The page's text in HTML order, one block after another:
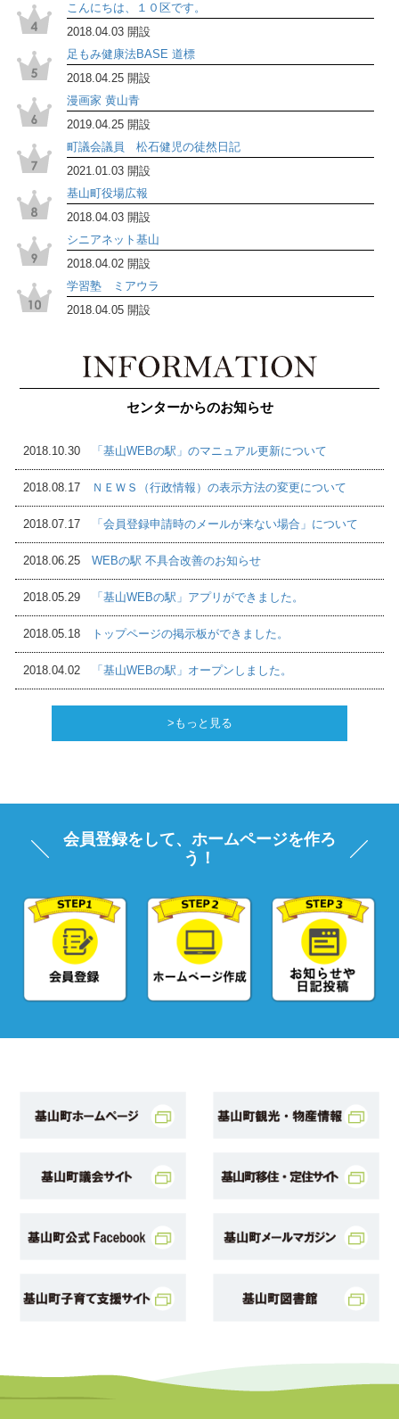
こんにちは、１０区です。
2018.04.03 開設
足もみ健康法BASE 道標
2018.04.25 開設
漫画家 黄山青
2019.04.25 開設
町議会議員 松石健児の徒然日記
2021.01.03 開設
基山町役場広報
2018.04.03 開設
シニアネット基山
2018.04.02 開設
学習塾 ミアウラ
2018.04.05 開設
センターからのお知らせ
2018.10.30 「基山WEBの駅」のマニュアル更新について
2018.08.17 ＮＥＷＳ（行政情報）の表示方法の変更について
2018.07.17 「会員登録申請時のメールが来ない場合」について
2018.06.25 WEBの駅 不具合改善のお知らせ
2018.05.29 「基山WEBの駅」アプリができました。
2018.05.18 トップページの掲示板ができました。
2018.04.02 「基山WEBの駅」オープンしました。
>もっと見る
会員登録をして、ホームページを作ろ
う！